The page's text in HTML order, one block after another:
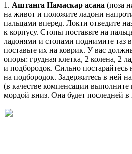
1. Аштанга Намаскар асана (поза
на живот и положите ладони
пальцами вперед. Локти отведите
к корпусу. Стопы поставьте на
ладонями и стопами поднимите таз
поставьте их на коврик. У вас
опоры: грудная клетка, 2 колена, 2
и подбородок. Сильно постарайтесь
на подбородок. Задержитесь в ней
(в качестве компенсации
мордой вниз. Она будет последней в